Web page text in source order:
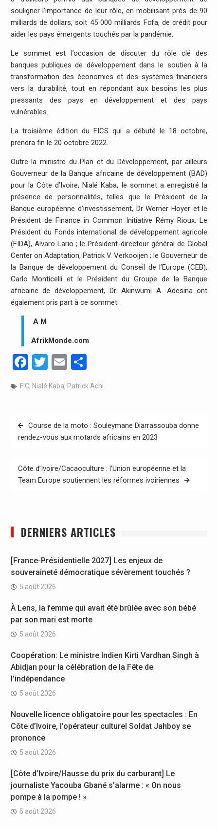
souligner l’importance de leur rôle, en mobilisant près de 90
milliards de dollars, soit 45 000 milliards Fcfa, de crédit pour
aider les pays émergents touchés par la pandémie.
Le sommet est l’occasion de discuter du rôle clé des
banques publiques de développement dans le soutien à la
transformation des économies et des systèmes financiers
vers la durabilité, tout en répondant aux besoins les plus
pressants des pays en développement et des pays
vulnérables.
La troisième édition du FICS qui a débuté le 18 octobre,
prendra fin le 20 octobre 2022.
Outre la ministre du Plan et du Développement, par ailleurs
Gouverneur de la Banque africaine de développement (BAD)
pour la Côte d’Ivoire, Nialé Kaba, le sommet a enregistré la
présence de personnalités, telles que le Président de la
Banque européenne d’investissement, Dr Werner Hoyer et le
Président de Finance in Common Initiative Rémy Rioux. Le
Président du Fonds international de développement agricole
(FIDA), Alvaro Lario ; le Président-directeur général de Global
Center on Adaptation, Patrick V. Verkooijen ; le Gouverneur de
la Banque de développement du Conseil de l’Europe (CEB),
Carlo Monticelli et le Président du Groupe de la Banque
africaine de développement, Dr. Akinwumi A. Adesina ont
également pris part à ce sommet.
A M
AfrikMonde.com
Facebook
Twitter
EmailPartager
FIC, Nialé Kaba, Patrick Achi
Navigation
de
Course de la moto : Souleymane Diarrassouba donne
rendez-vous aux motards africains en 2023
Côte d’Ivoire/Cacaoculture : l’Union européenne et la
Team Europe soutiennent les réformes ivoiriennes
DERNIERS ARTICLES
[France-Présidentielle 2027] Les enjeux de
souveraineté démocratique sévèrement touchés ?
5 août 2026
À Lens, la femme qui avait été brûlée avec son bébé
par son mari est morte
5 août 2026
Coopération: Le ministre Indien Kirti Vardhan Singh à
Abidjan pour la célébration de la Fête de
l’indépendance
5 août 2026
Nouvelle licence obligatoire pour les spectacles : En
Côte d’Ivoire, l’opérateur culturel Soldat Jahboy se
prononce
5 août 2026
[Côte d’Ivoire/Hausse du prix du carburant] Le
journaliste Yacouba Gbané s’alarme : « On nous
pompe à la pompe ! »
5 août 2026